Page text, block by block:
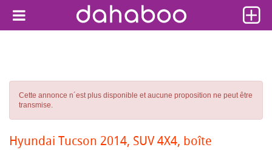
Cette annonce n´est plus disponible et aucune proposition ne peut être
transmise.
Hyundai Tucson 2014, SUV 4X4, boîte